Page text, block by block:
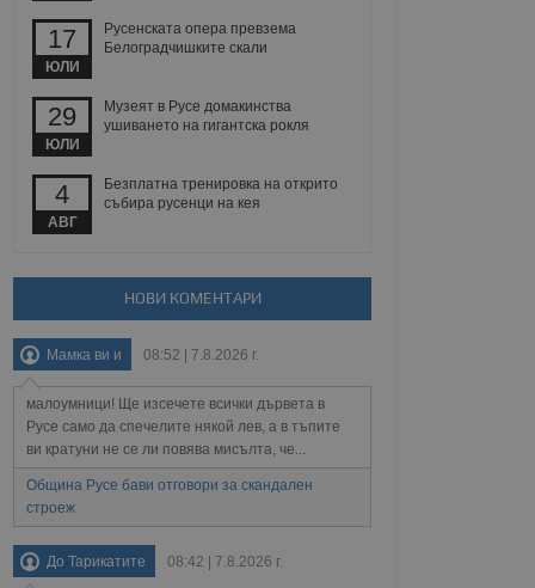
17
ЮЛИ
Русенската опера превзема
Белоградчишките скали
29
ЮЛИ
Музеят в Русе домакинства
ушиването на гигантска рокля
4
АВГ
Безплатна тренировка на открито
събира русенци на кея
НОВИ КОМЕНТАРИ
Мамка ви и 08:52 | 7.8.2026 г.
малоумници! Ще изсечете всички дървета в
Русе само да спечелите някой лев, а в тъпите
ви кратуни не се ли повява мисълта, че...
Община Русе бави отговори за скандален
строеж
До Тарикатите 08:42 | 7.8.2026 г.
и предоставя
използва
потребител може
поведение и
на сайта. Тя
с
на
на сайта.
взаимодействия
и потребителския
събиране на данни
за
се
на тестване.
данни,
на посещенията,
били заредени.
опит.
тя може
новата или
на сайта. Тя
която е
в целия
на социалните